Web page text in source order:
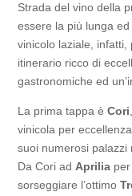
Strada del vino della
essere la più lunga
vinicolo laziale,
itinerario ricco di
gastronomiche ed
La prima tappa èCori
vinicola per
suoi numerosi palazzi
Da Cori ad Aprilia
sorseggiare l’ottimo